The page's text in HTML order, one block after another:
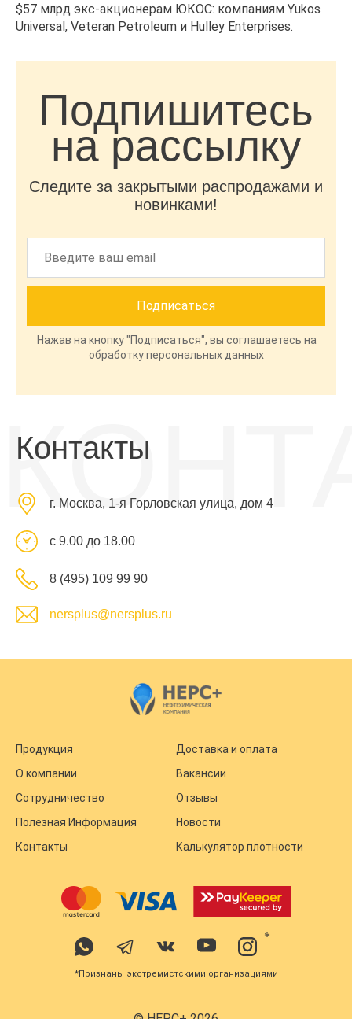
$57 млрд экс-акционерам ЮКОС: компаниям Yukos
Universal, Veteran Petroleum и Hulley Enterprises.
Подпишитесь
на рассылку
Следите за закрытыми распродажами и
новинками!
Нажав на кнопку "Подписаться", вы соглашаетесь на
обработку персональных данных
Контакты
г. Москва, 1-я Горловская улица, дом 4
с 9.00 до 18.00
8 (495) 109 99 90
nersplus@nersplus.ru
Продукция
Доставка и оплата
О компании
Вакансии
Сотрудничество
Отзывы
Полезная Информация
Новости
Контакты
Калькулятор плотности
*
*Признаны экстремистскими организациями